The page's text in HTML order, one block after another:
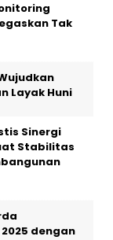
Tak
Layak Huni
Sinergi
Stabilitas
dengan